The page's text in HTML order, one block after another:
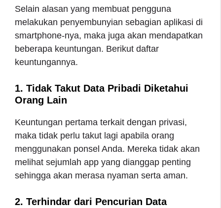
Selain alasan yang membuat pengguna
melakukan penyembunyian sebagian aplikasi di
smartphone-nya, maka juga akan mendapatkan
beberapa keuntungan. Berikut daftar
keuntungannya.
1. Tidak Takut Data Pribadi Diketahui
Orang Lain
Keuntungan pertama terkait dengan privasi,
maka tidak perlu takut lagi apabila orang
menggunakan ponsel Anda. Mereka tidak akan
melihat sejumlah app yang dianggap penting
sehingga akan merasa nyaman serta aman.
2. Terhindar dari Pencurian Data